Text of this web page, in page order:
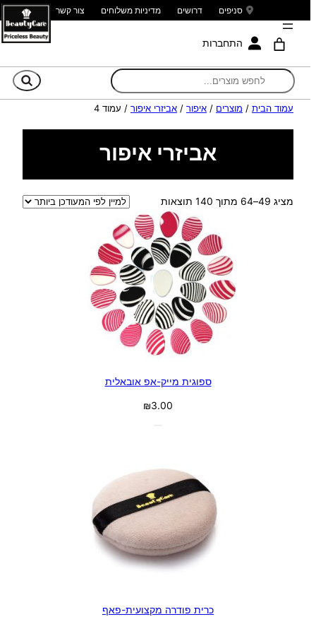
סניפים דרושים מדיניות משלוחים צור קשר
התחברות
עמוד הבית / מוצרים / איפור / אביזרי איפור / עמוד 4
אביזרי איפור
מציג 49–64 מתוך 140 תוצאות
ממוין
לפי
הפריט
העדכני
ביותר
ספוגית מייק-אפ אובאלית
₪3.00
כרית פודרה מקצועית-פאף